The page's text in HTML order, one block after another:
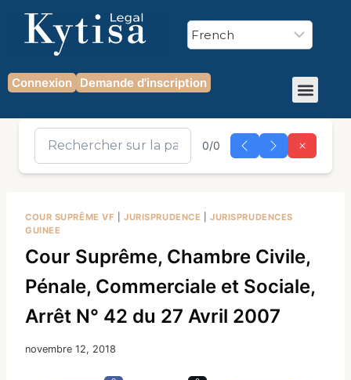
Connexion Demande d'inscription
0/0
COUR SUPRÊME VF |JURISPRUDENCE |JURISPRUDENCES
GUINEE
Cour Suprême, Chambre Civile,
Pénale, Commerciale et Sociale,
Arrêt N° 42 du 27 Avril 2007
novembre 12, 2018